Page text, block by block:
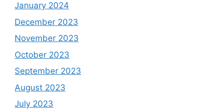
January 2024
December 2023
November 2023
October 2023
September 2023
August 2023
July 2023